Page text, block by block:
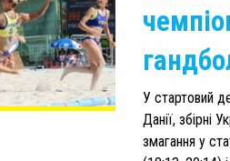
У стартовий
Данії, збірні
змагання у